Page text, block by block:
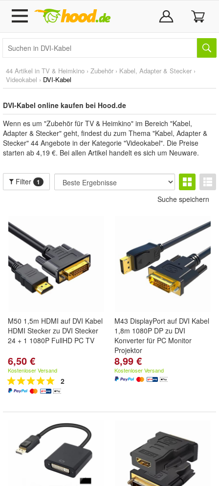
44 Artikel in TV & Heimkino › Zubehör › Kabel, Adapter & Stecker ›
Videokabel › DVI-Kabel
DVI-Kabel online kaufen bei Hood.de
Wenn es um "Zubehör für TV & Heimkino" im Bereich "Kabel,
Adapter & Stecker" geht, findest du zum Thema "Kabel, Adapter &
Stecker" 44 Angebote in der Kategorie "Videokabel". Die Preise
starten ab 4,19 €. Bei allen Artikel handelt es sich um Neuware.
Filter 1
Suche speichern
M50 1,5m HDMI auf DVI Kabel
HDMI Stecker zu DVI Stecker
24 + 1 1080P FullHD PC TV
6,50 €
Kostenloser Versand
2
M43 DisplayPort auf DVI Kabel
1,8m 1080P DP zu DVI
Konverter für PC Monitor
Projektor
8,99 €
Kostenloser Versand